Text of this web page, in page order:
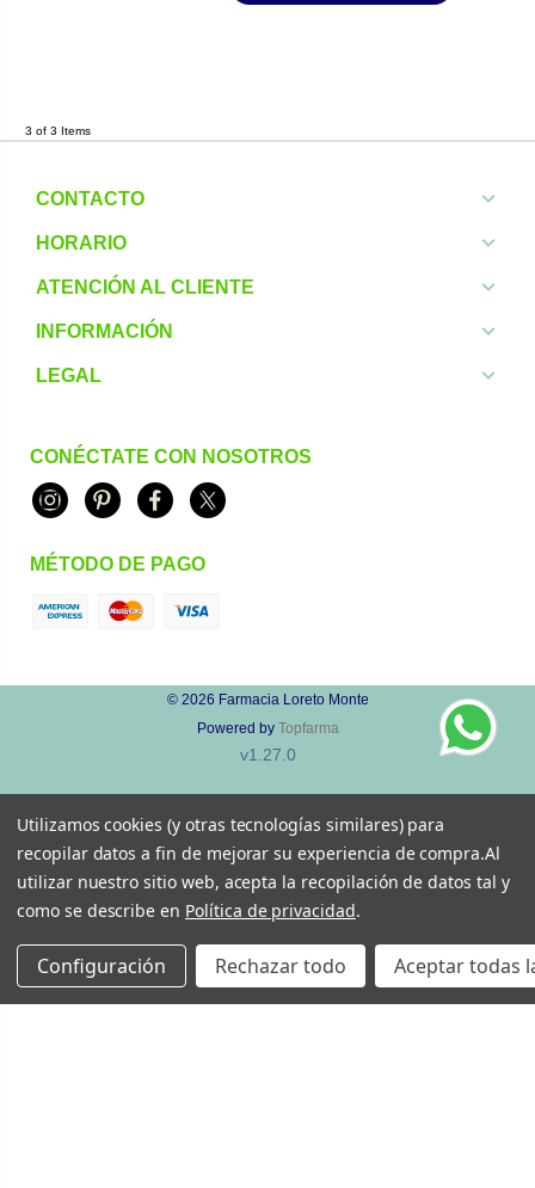
3 of 3 Items
CONTACTO
HORARIO
ATENCIÓN AL CLIENTE
INFORMACIÓN
LEGAL
CONÉCTATE CON NOSOTROS
InstagramPinterestFacebookTwitter
MÉTODO DE PAGO
© 2026 Farmacia Loreto Monte
Powered by Topfarma
v1.27.0
Utilizamos cookies (y otras tecnologías similares) para
recopilar datos a fin de mejorar su experiencia de compra.Al
utilizar nuestro sitio web, acepta la recopilación de datos tal y
como se describe en Política de privacidad.
Configuración Rechazar todo Aceptar todas